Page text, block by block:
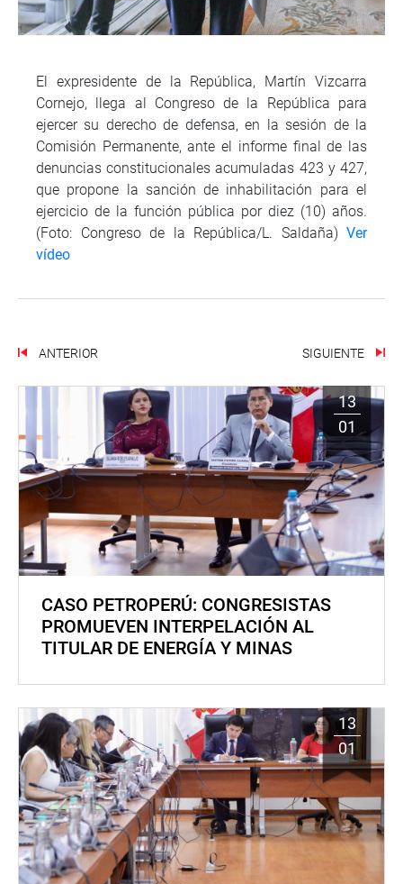
El expresidente de la República, Martín Vizcarra
Cornejo, llega al Congreso de la República para
ejercer su derecho de defensa, en la sesión de la
Comisión Permanente, ante el informe final de las
denuncias constitucionales acumuladas 423 y 427,
que propone la sanción de inhabilitación para el
ejercicio de la función pública por diez (10) años.
(Foto: Congreso de la República/L. Saldaña) Ver
vídeo
ANTERIOR SIGUIENTE
13
01
CASO PETROPERÚ: CONGRESISTAS
PROMUEVEN INTERPELACIÓN AL
TITULAR DE ENERGÍA Y MINAS
13
01